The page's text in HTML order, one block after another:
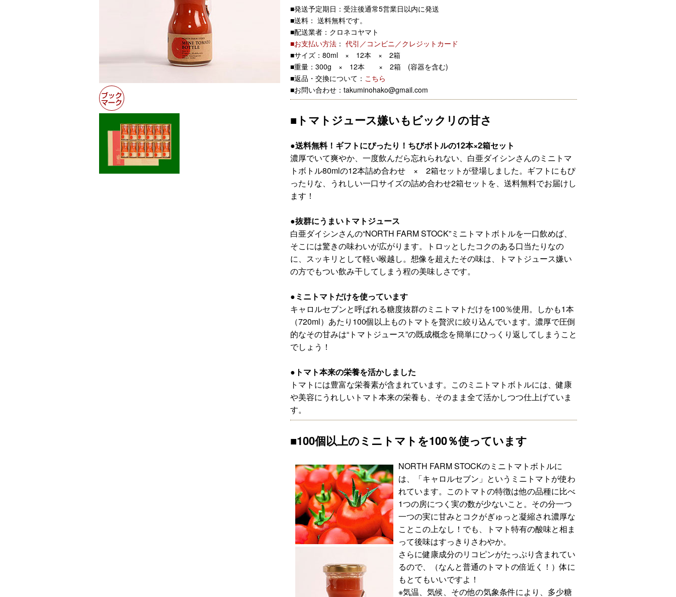
■発送予定期日：受注後通常5営業日以内に発送
■送料： 送料無料です。
■配送業者：クロネコヤマト
■お支払い方法 ： 代引／コンビニ／クレジットカード
■サイズ：80ml × 12本 × 2箱
■重量：300g × 12本 × 2箱 (容器を含む)
■返品・交換について： こちら
■お問い合わせ：takuminohako@gmail.com
■トマトジュース嫌いもビックリの甘さ
●送料無料！ギフトにぴったり！ちびボトルの12本×2箱セット
濃厚でいて爽やか、一度飲んだら忘れられない、白亜ダイシンさんのミニトマ
トボトル80mlの12本詰め合わせ × 2箱セットが登場しました。ギフトにもぴ
ったりな、うれしい一口サイズの詰め合わせ2箱セットを、送料無料でお届けし
ます！
●抜群にうまいトマトジュース
白亜ダイシンさんの“NORTH FARM STOCK”ミニトマトボトルを一口飲めば、
そこには驚きの味わいが広がります。トロッとしたコクのある口当たりなの
に、スッキリとして軽い喉越し。想像を超えたその味は、トマトジュース嫌い
の方でもつい飲み干してしまう程の美味しさです。
●ミニトマトだけを使っています
キャロルセブンと呼ばれる糖度抜群のミニトマトだけを100％使用。しかも1本
（720ml）あたり100個以上ものトマトを贅沢に絞り込んでいます。濃厚で圧倒
的なその甘みは“トマトジュース”の既成概念を簡単にひっくり返してしまうこと
でしょう！
●トマト本来の栄養を活かしました
トマトには豊富な栄養素が含まれています。このミニトマトボトルには、健康
や美容にうれしいトマト本来の栄養も、そのまま全て活かしつつ仕上げていま
す。
■100個以上のミニトマトを100％使っています
NORTH FARM STOCKのミニトマトボトルに
は、「キャロルセブン」というミニトマトが使わ
れています。このトマトの特徴は他の品種に比べ
1つの房につく実の数が少ないこと。その分一つ
一つの実に甘みとコクがぎゅっと凝縮され濃厚な
ことこの上なし！でも、トマト特有の酸味と相ま
って後味はすっきりさわやか。
さらに健康成分のリコピンがたっぷり含まれてい
るので、（なんと普通のトマトの倍近く！）体に
もとてもいいですよ！
※気温、気候、その他の気象条件により、多少糖